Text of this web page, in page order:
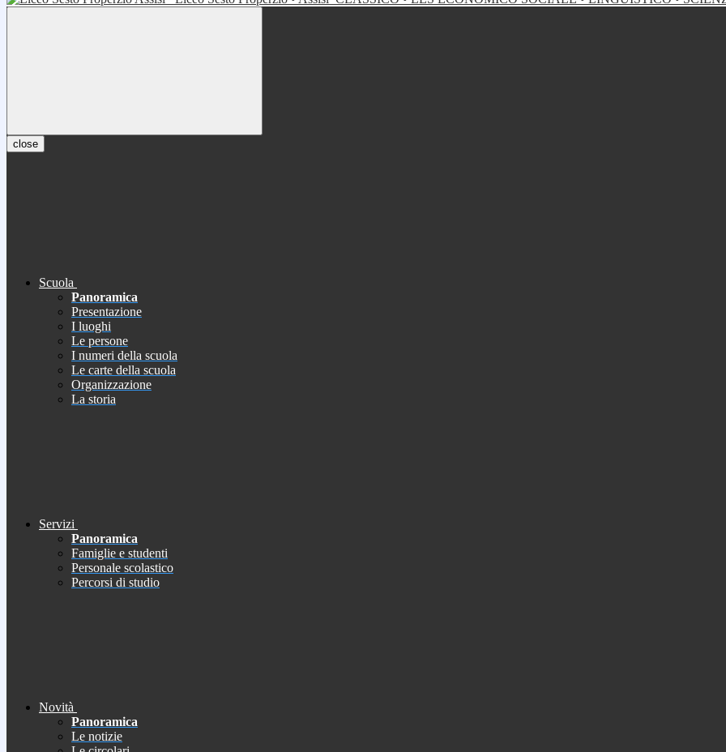
close
Scuola
Panoramica
Presentazione
I luoghi
Le persone
I numeri della scuola
Le carte della scuola
Organizzazione
La storia
Servizi
Panoramica
Famiglie e studenti
Personale scolastico
Percorsi di studio
Novità
Panoramica
Le notizie